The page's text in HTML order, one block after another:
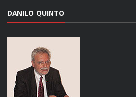
DANILO QUINTO